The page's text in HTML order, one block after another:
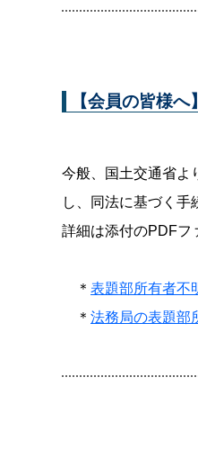
【会員の皆様
今般、国土交通省よ
し、同法に基づく手
詳細は添付のPDFフ
＊ 表題部所有者不
＊ 法務局の表題部